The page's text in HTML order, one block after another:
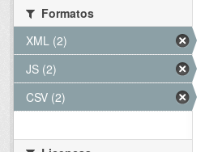
Formatos
XML (2)
JS (2)
CSV (2)